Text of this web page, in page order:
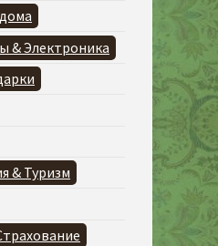
& Электроника
& Туризм